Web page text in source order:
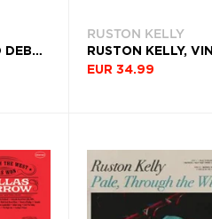
JONNY FRITZ, CD DEBBIE DOWNERS
RUSTON KELLY
EUR 34.99